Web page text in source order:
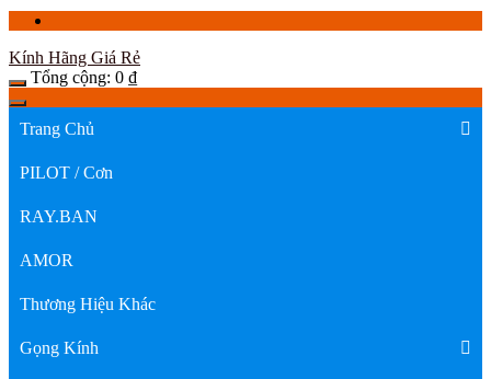
Kính Hãng Giá Rẻ
Tổng cộng: 0 ₫
Trang Chủ
PILOT / Cơn
RAY.BAN
AMOR
Thương Hiệu Khác
Gọng Kính